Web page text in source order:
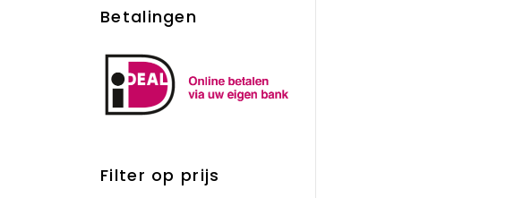
Betalingen
Filter op prijs